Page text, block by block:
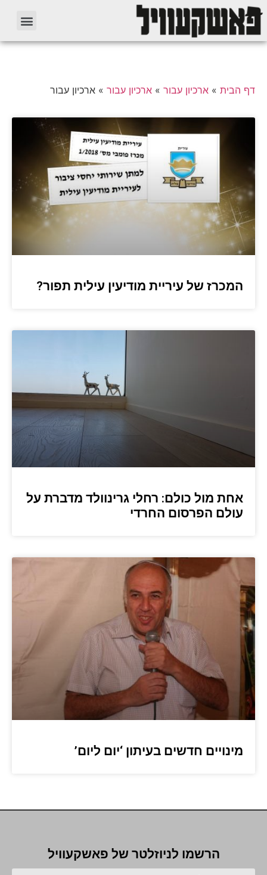
דף הבית » ארכיון עבור » ארכיון עבור » ארכיון עבור
המכרז של עיריית מודיעין עילית תפור?
אחת מול כולם: רחלי גרינוולד מדברת על
עולם הפרסום החרדי
מינויים חדשים בעיתון ‘יום ליום’
הרשמו לניוזלטר של פאשקעוויל